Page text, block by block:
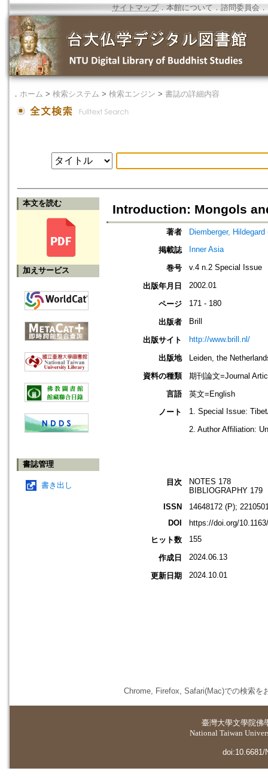
サイトマップ．本館について ． 諮問委員会 ．
． ホーム > 検索システム > 検索エンジン > 書誌の詳細内容
本文を読む
加えサービス
書誌管理
書き出し
Introduction: Mongols
著者
Diemberger, Hildegard
掲載誌
Inner Asia
巻号 v.4 n.2 Special Issue
出版年月日 2002.01
ページ 171 - 180
出版者 Brill
出版サイト http://www.brill.nl/
出版地
Leiden, the
資料の種類
期刊論文=Journal
言語
英文=English
ノート
1. Special Issue:
2. Author Affiliation:
目次
NOTES 178
BIBLIOGRAPHY 179
ISSN
14648172 (P);
DOI
https://doi.org/
ヒット数
155
作成日 2024.06.13
更新日期 2024.10.01
Chrome, Firefox, Safari(Mac)での検索を
臺灣大學文學院佛
National Taiwan
doi:10.6681/